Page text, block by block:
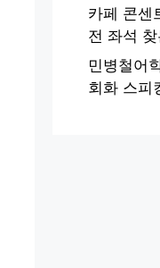
카페 콘센
전 좌석
민병철어
회화 스피